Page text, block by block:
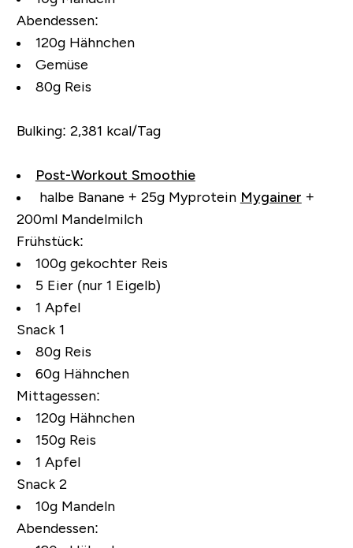
Abendessen:
120g Hähnchen
Gemüse
80g Reis
Bulking: 2,381 kcal/Tag
Post-Workout Smoothie
halbe Banane + 25g Myprotein Mygainer +
200ml Mandelmilch
Frühstück:
100g gekochter Reis
5 Eier (nur 1 Eigelb)
1 Apfel
Snack 1
80g Reis
60g Hähnchen
Mittagessen:
120g Hähnchen
150g Reis
1 Apfel
Snack 2
10g Mandeln
Abendessen: